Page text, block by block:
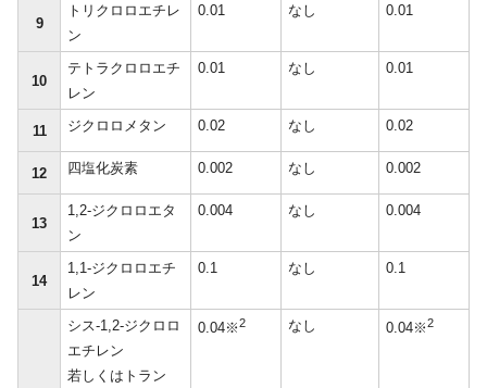
9
トリクロロエチレ
ン
0.01 なし 0.01
10
テトラクロロエチ
レン
0.01 なし 0.01
11 ジクロロメタン 0.02 なし 0.02
12 四塩化炭素 0.002 なし 0.002
13
1,2-ジクロロエタ
ン
0.004 なし 0.004
14
1,1-ジクロロエチ
レン
0.1 なし 0.1
シス-1,2-ジクロロ
エチレン
若しくはトラン
0.04※2 なし 0.04※2